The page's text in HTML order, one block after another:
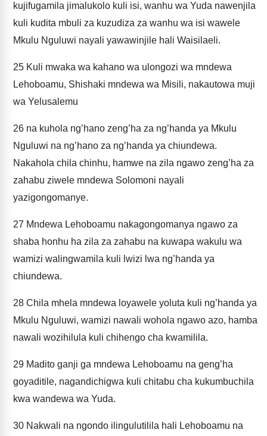
kujifugamila jimalukolo kuli isi, wanhu wa Yuda nawenjila
kuli kudita mbuli za kuzudiza za wanhu wa isi wawele
Mkulu Nguluwi nayali yawawinjile hali Waisilaeli.
25 Kuli mwaka wa kahano wa ulongozi wa mndewa
Lehoboamu, Shishaki mndewa wa Misili, nakautowa muji
wa Yelusalemu
26 na kuhola ng’hano zeng’ha za ng’handa ya Mkulu
Nguluwi na ng’hano za ng’handa ya chiundewa.
Nakahola chila chinhu, hamwe na zila ngawo zeng’ha za
zahabu ziwele mndewa Solomoni nayali
yazigongomanye.
27 Mndewa Lehoboamu nakagongomanya ngawo za
shaba honhu ha zila za zahabu na kuwapa wakulu wa
wamizi walingwamila kuli lwizi lwa ng’handa ya
chiundewa.
28 Chila mhela mndewa loyawele yoluta kuli ng’handa ya
Mkulu Nguluwi, wamizi nawali wohola ngawo azo, hamba
nawali wozihilula kuli chihengo cha kwamilila.
29 Madito ganji ga mndewa Lehoboamu na geng’ha
goyaditile, nagandichigwa kuli chitabu cha kukumbuchila
kwa wandewa wa Yuda.
30 Nakwali na ngondo ilingulutilila hali Lehoboamu na